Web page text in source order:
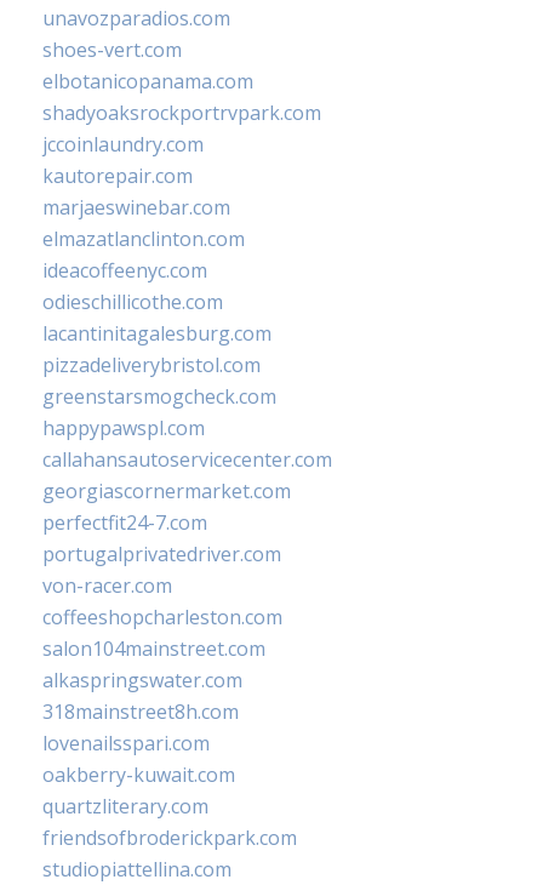
unavozparadios.com
shoes-vert.com
elbotanicopanama.com
shadyoaksrockportrvpark.com
jccoinlaundry.com
kautorepair.com
marjaeswinebar.com
elmazatlanclinton.com
ideacoffeenyc.com
odieschillicothe.com
lacantinitagalesburg.com
pizzadeliverybristol.com
greenstarsmogcheck.com
happypawspl.com
callahansautoservicecenter.com
georgiascornermarket.com
perfectfit24-7.com
portugalprivatedriver.com
von-racer.com
coffeeshopcharleston.com
salon104mainstreet.com
alkaspringswater.com
318mainstreet8h.com
lovenailsspari.com
oakberry-kuwait.com
quartzliterary.com
friendsofbroderickpark.com
studiopiattellina.com